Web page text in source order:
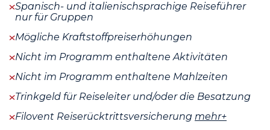
Spanisch- und italienischsprachige Reiseführer
nur für Gruppen
Mögliche Kraftstoffpreiserhöhungen
Nicht im Programm enthaltene Aktivitäten
Nicht im Programm enthaltene Mahlzeiten
Trinkgeld für Reiseleiter und/oder die Besatzung
Filovent Reiserücktrittsversicherung mehr+